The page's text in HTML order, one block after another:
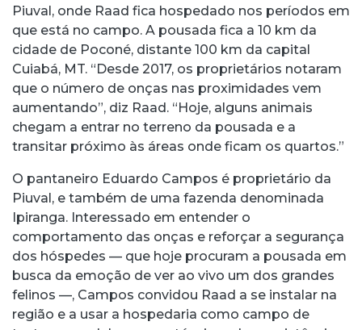
Piuval, onde Raad fica hospedado nos períodos em
que está no campo. A pousada fica a 10 km da
cidade de Poconé, distante 100 km da capital
Cuiabá, MT. “Desde 2017, os proprietários notaram
que o número de onças nas proximidades vem
aumentando”, diz Raad. “Hoje, alguns animais
chegam a entrar no terreno da pousada e a
transitar próximo às áreas onde ficam os quartos.”
O pantaneiro Eduardo Campos é proprietário da
Piuval, e também de uma fazenda denominada
Ipiranga. Interessado em entender o
comportamento das onças e reforçar a segurança
dos hóspedes — que hoje procuram a pousada em
busca da emoção de ver ao vivo um dos grandes
felinos —, Campos convidou Raad a se instalar na
região e a usar a hospedaria como campo de